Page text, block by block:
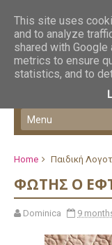
Home Παιδική
ΦΩΤΗΣ Ο
Dominica 9
This site uses
and to analyze
shared with
metrics to ensure
statistics, and to